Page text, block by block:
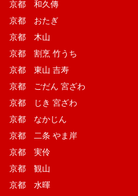
京都 和久傳
京都 おたぎ
京都 木山
京都 割烹 竹うち
京都 東山 吉寿
京都 ごだん 宮ざわ
京都 じき 宮ざわ
京都 なかじん
京都 二条 やま岸
京都 実伶
京都 観山
京都 水暉